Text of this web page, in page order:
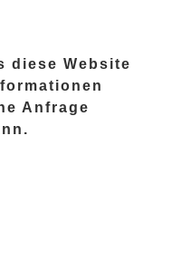
diese Website
Anfrage